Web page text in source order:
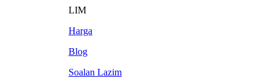
LIM
Harga
Blog
Soalan Lazim